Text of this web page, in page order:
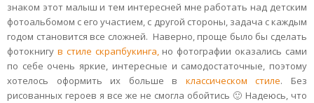
знаком этот малыш и тем интересней мне работать над детским
фотоальбомом с его участием, с другой стороны, задача с каждым
годом становится все сложней. Наверно, проще было бы сделать
фотокнигу в стиле скрапбукинга,но фотографии оказались сами
по себе очень яркие, интересные и самодостаточные, поэтому
хотелось оформить их больше в классическом стиле. Без
рисованных героев я все же не смогла обойтись 🙂 Надеюсь, что